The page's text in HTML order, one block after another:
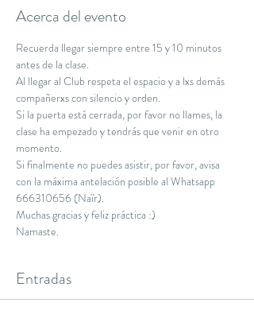
Acerca del evento
Recuerda llegar siempre entre 15 y 10 minutos
antes de la clase.
Al llegar al Club respeta el espacio y a lxs demás
compañerxs con silencio y orden.
Si la puerta está cerrada, por favor no llames, la
clase ha empezado y tendrás que venir en otro
momento.
Si finalmente no puedes asistir, por favor, avisa
con la máxima antelación posible al Whatsapp
666310656 (Naïr).
Muchas gracias y feliz práctica :)
Namaste.
Entradas